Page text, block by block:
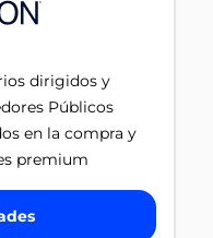
dirigidos y
Públicos
en la compra y
premium